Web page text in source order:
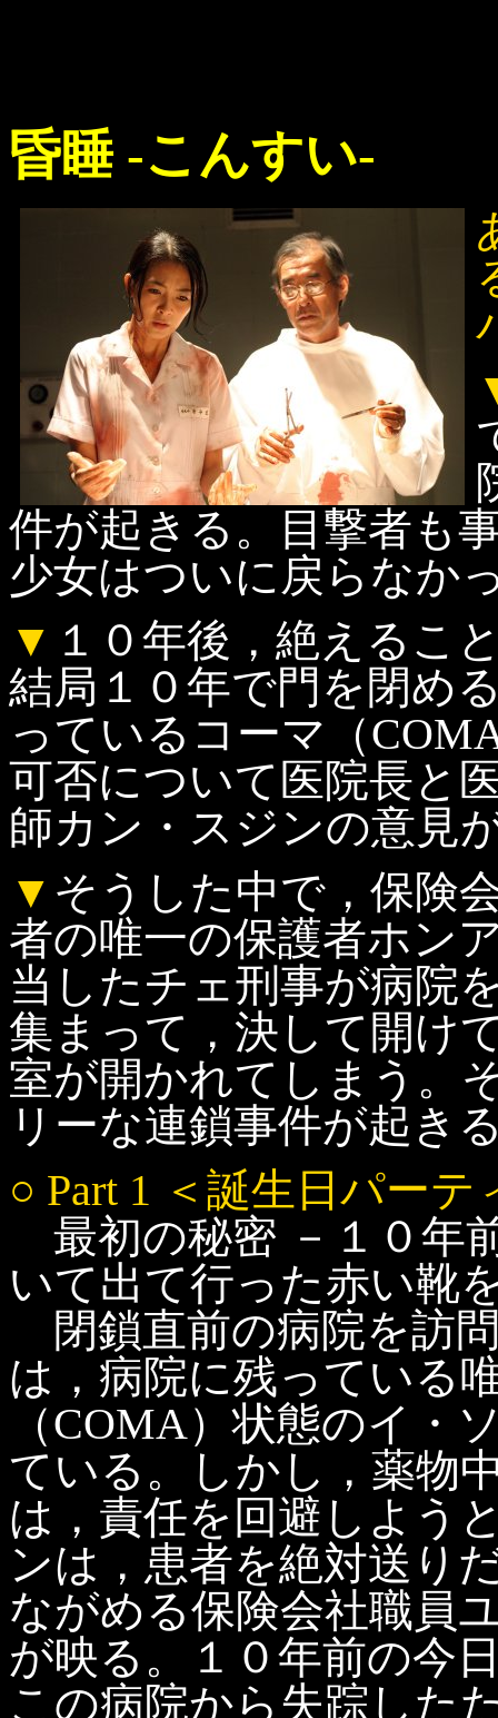
昏睡 -こんすい-
件が起きる。目撃者も
少女はついに戻らなか
▼ １０年後，絶えるこ
結局１０年で門を閉め
っているコーマ（
可否について医院長と
師カン・スジンの意見
▼ そうした中で，保険
者の唯一の保護者ホン
当したチェ刑事が病院
集まって，決して開け
室が開かれてしまう。
リーな連鎖事件が起き
○ Part 1 ＜誕生日パーテ
最初の秘密 －１０年
いて出て行った赤い靴
閉鎖直前の病院を訪
は，病院に残っている
（COMA）状態のイ・
ている。しかし，薬物
は，責任を回避しよう
ンは，患者を絶対送り
ながめる保険会社職員
が映る。１０年前の今
この病院から失踪した